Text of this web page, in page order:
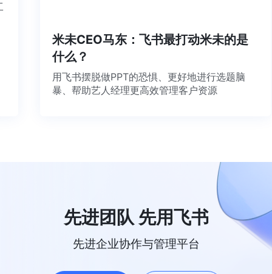
工
米未CEO马东：飞书最打动米未的是
什么？
用飞书摆脱做PPT的恐惧、更好地进行选题脑
暴、帮助艺人经理更高效管理客户资源
先进团队 先用飞书
先进企业协作与管理平台